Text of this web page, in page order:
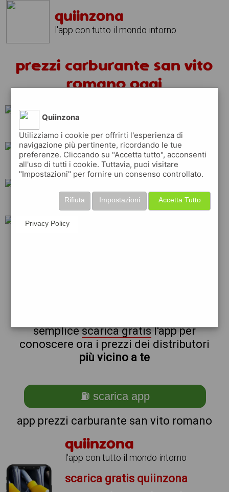
quiinzona
l'app con tutto il mondo intorno
prezzi carburante san vito
romano oggi
api
erg total ip
eni tamoil
semplicescarica gratisl'app per
conoscere ora i prezzi dei distributori
più vicino a te
⛽ scarica app
app prezzi carburante san vito romano
quiinzona
l'app con tutto il mondo intorno
scarica gratis quiinzona
Quiinzona
Utilizziamo i cookie per offrirti l'esperienza di
navigazione più pertinente, ricordando le tue
preferenze. Cliccando su "Accetta tutto", acconsenti
all'uso di tutti i cookie. Tuttavia, puoi visitare
"Impostazioni" per fornire un consenso controllato.
Accetta Tutto
Impostazioni
Rifiuta
Privacy Policy